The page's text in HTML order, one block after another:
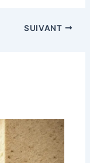
SUIVANT